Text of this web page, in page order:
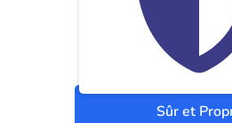
Sûr et